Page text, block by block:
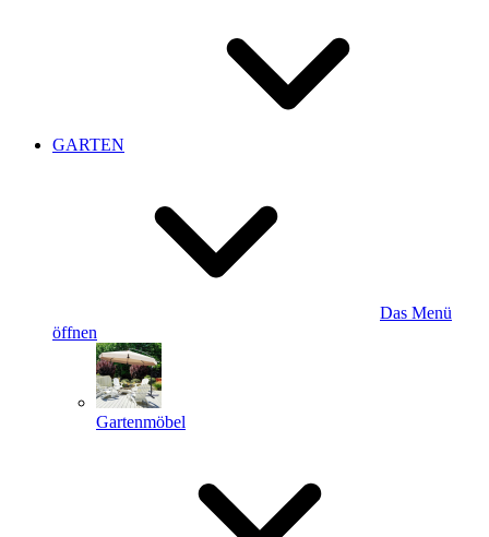
GARTEN
Das Menü
öffnen
Gartenmöbel